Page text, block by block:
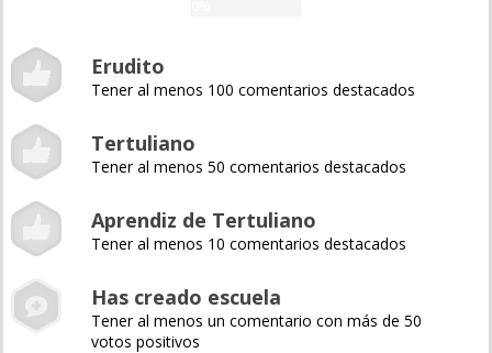
Erudito
Tener al menos 100 comentarios destacados
Tertuliano
Tener al menos 50 comentarios destacados
Aprendiz de Tertuliano
Tener al menos 10 comentarios destacados
Has creado escuela
Tener al menos un comentario con más de 50
votos positivos